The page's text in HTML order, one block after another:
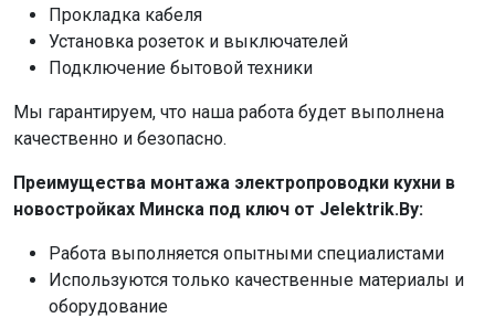
Прокладка кабеля
Установка розеток и выключателей
Подключение бытовой техники
Мы гарантируем, что наша работа будет выполнена
качественно и безопасно.
Преимущества монтажа электропроводки кухни в
новостройках Минска под ключ от Jelektrik.By:
Работа выполняется опытными специалистами
Используются только качественные материалы и
оборудование